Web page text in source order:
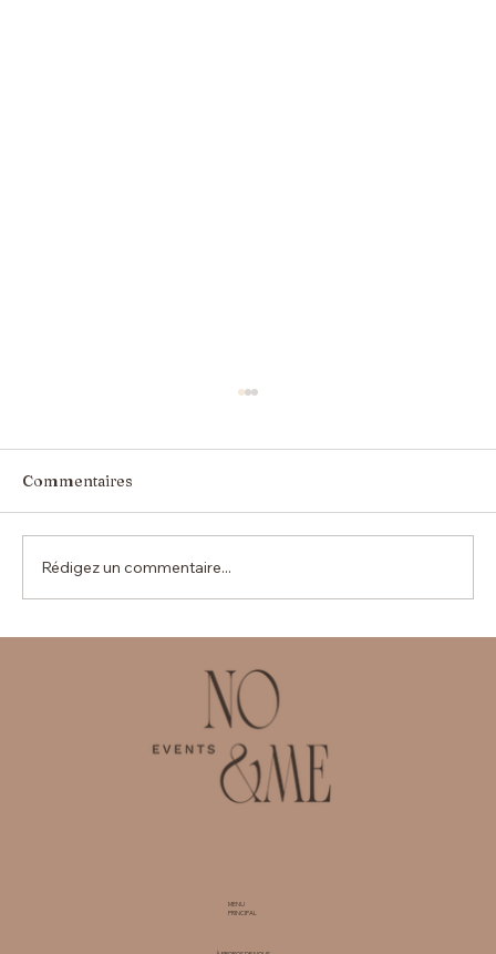
Corporate Events Planner à Zurich
pour les entreprises
Commentaires
Rédigez un commentaire...
MENU
PRINCIPAL